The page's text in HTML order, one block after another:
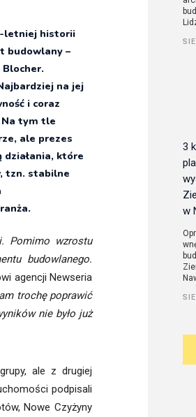
Prawo autorskie
letniej historii
budowlany –
na jej
i coraz
Na tym tle
ale prezes
działania, które
tzn. stabilne
Pomimo wzrostu
budowlanego.
agencji Newseria
trochę poprawić
nie było już
ale z drugiej
podpisali
Nowe Czyżyny
3
w